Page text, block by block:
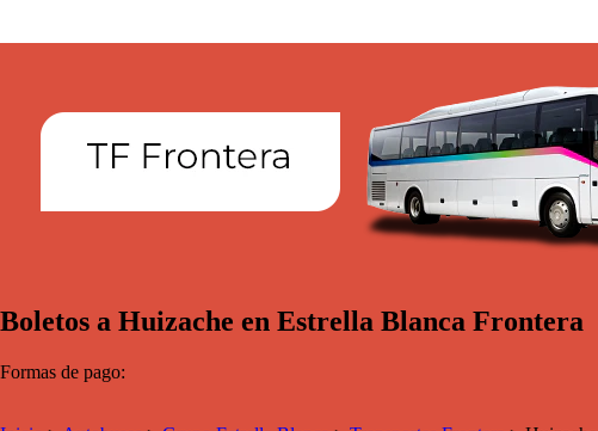
Boletos a Huizache en Estrella Blanca Frontera
Formas de pago: